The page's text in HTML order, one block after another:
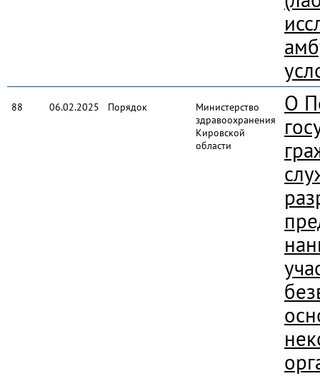
88 06.02.2025 Порядок
Министерство
здравоохранения
Кировской
области
О